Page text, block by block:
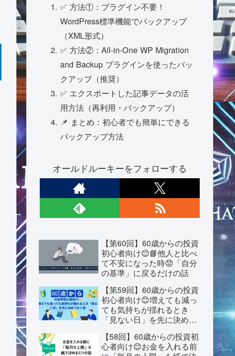
✅ 方法①：プラグイン不要！
WordPress標準機能でバックアップ
（XML形式）
✅ 方法②：All-in-One WP Migration
and Backup プラグインを使ったバッ
クアップ（推奨）
✅ エクスポートした記事データの活
用方法（再利用・バックアップ）
📌 まとめ：初心者でも簡単にできる
バックアップ方法
オールドルーキーをフォローする
【第60回】60歳からの投資
初心者向け😊📘他人と比べ
て不安になった時😟「自分
の基準」に戻るだけの話
【第59回】60歳からの投資
初心者向け😊増えても減っ
ても気持ちが揺れるとき
「見ない日」を先に決めて
【58回】60歳からの投資初
心者向け😊お金を入れる前